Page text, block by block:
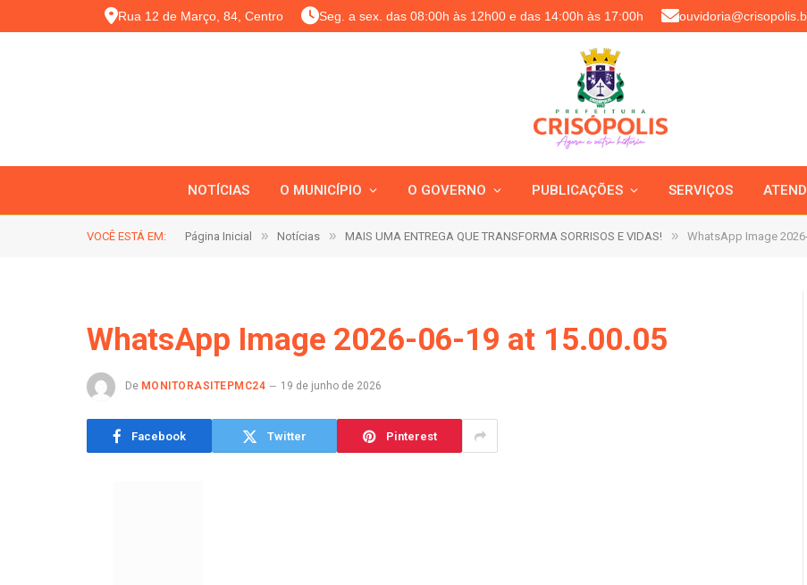
Rua 12 de Março, 84, Centro Seg. a sex. das 08:00h às 12h00 e das 14:00h às 17:00h
NOTÍCIAS O MUNICÍPIO O GOVERNO PUBLICAÇÕES SERVIÇOS
VOCÊ ESTÁ EM: Página Inicial » Notícias » MAIS UMA ENTREGA QUE TRANSFORMA SORRISOS E VIDAS! » WhatsApp Image
WhatsApp Image 2026-06-19 at 15.00.05
De MONITORASITEPMC24 19 de junho de 2026
Facebook Twitter Pinterest